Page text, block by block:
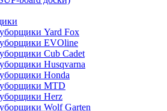
Yard Fox
EVOline
Cub Cadet
Husqvarna
Honda
MTD
Herz
Wolf Garten